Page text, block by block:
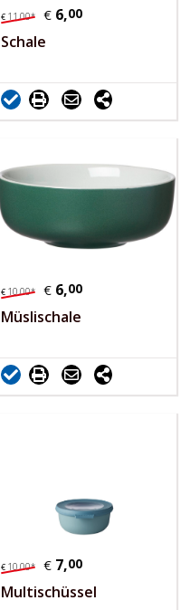
€ 11,00* € 6,00
Schale
€ 10,00* € 6,00
Müslischale
€ 10,00* € 7,00
Multischüssel